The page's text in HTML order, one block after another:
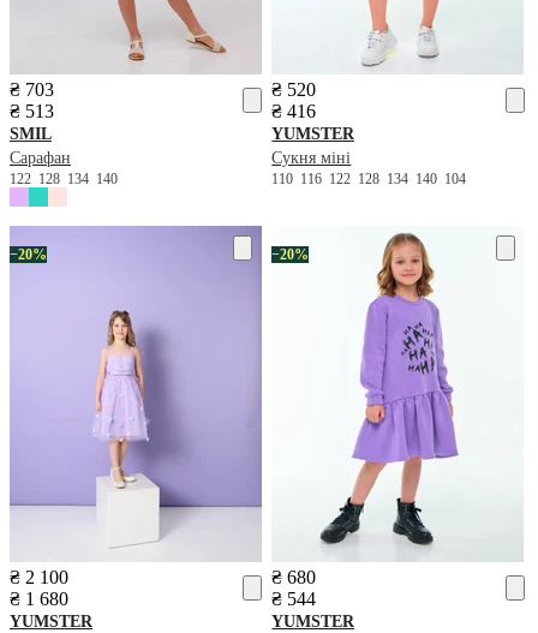
₴ 703
₴ 513
SMIL
Сарафан
122 128 134 140
₴ 520
₴ 416
YUMSTER
Сукня міні
110 116 122 128 134 140 104
−20%
₴ 2 100
₴ 1 680
YUMSTER
−20%
₴ 680
₴ 544
YUMSTER